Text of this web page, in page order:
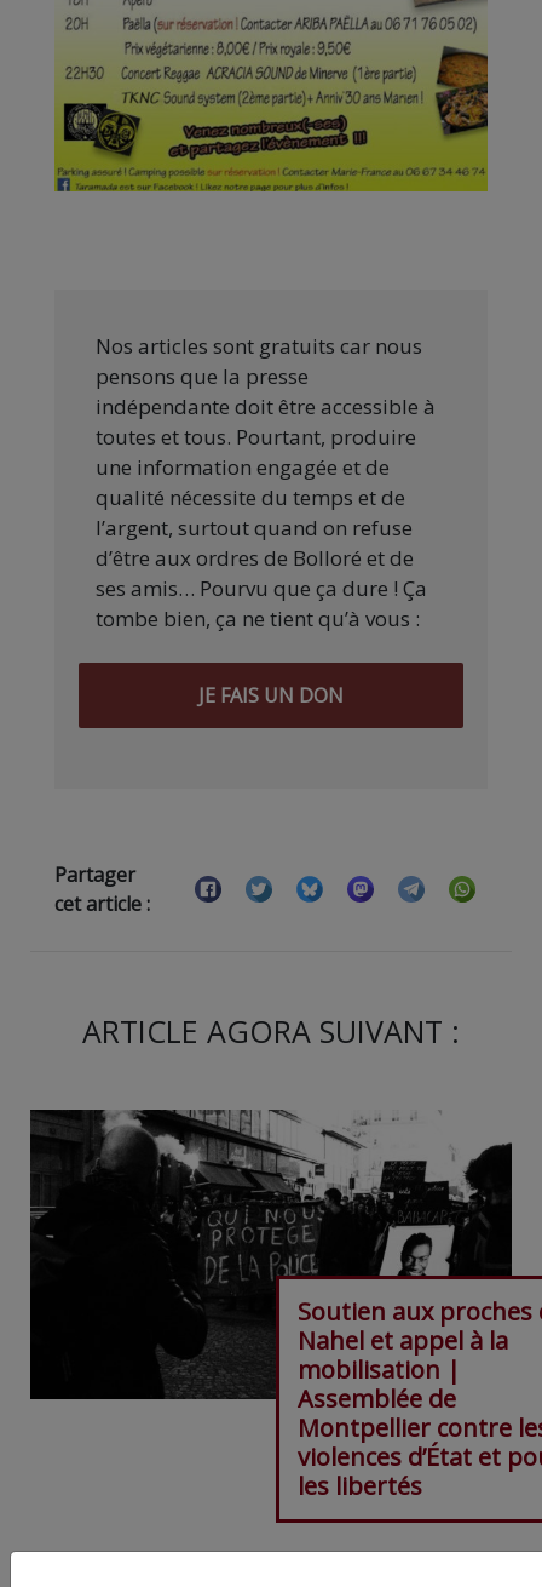
Nos articles sont gratuits car nous
pensons que la presse
indépendante doit être accessible à
toutes et tous. Pourtant, produire
une information engagée et de
qualité nécessite du temps et de
l’argent, surtout quand on refuse
d’être aux ordres de Bolloré et de
ses amis… Pourvu que ça dure ! Ça
tombe bien, ça ne tient qu’à vous :
JE FAIS UN DON
Partager
cet article :
ARTICLE AGORA SUIVANT :
Soutien aux proches
Nahel et appel à la
mobilisation |
Assemblée de
Montpellier contre
violences d’État et
les libertés